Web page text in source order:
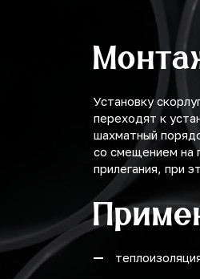
Установку
переходят к
шахматный
со смещением на
прилегания, при